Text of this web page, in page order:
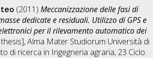
(2011)Meccanizzazione delle fasi di
dedicate e residuali. Utilizzo di GPS e
per il rilevamento automatico dei
Alma Mater Studiorum Università di
di ricerca in Ingegneria agraria, 23 Ciclo.